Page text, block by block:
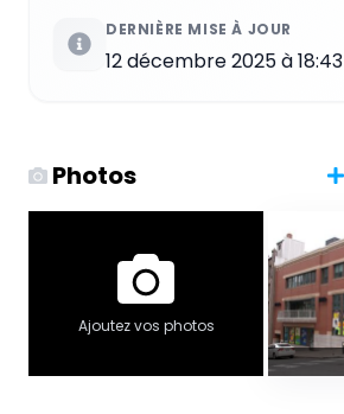
DERNIÈRE MISE À JOUR
12 décembre 2025 à 18:43
Photos
Ajoutez vos photos